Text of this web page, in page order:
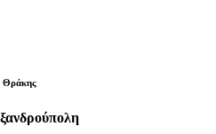
Θράκης